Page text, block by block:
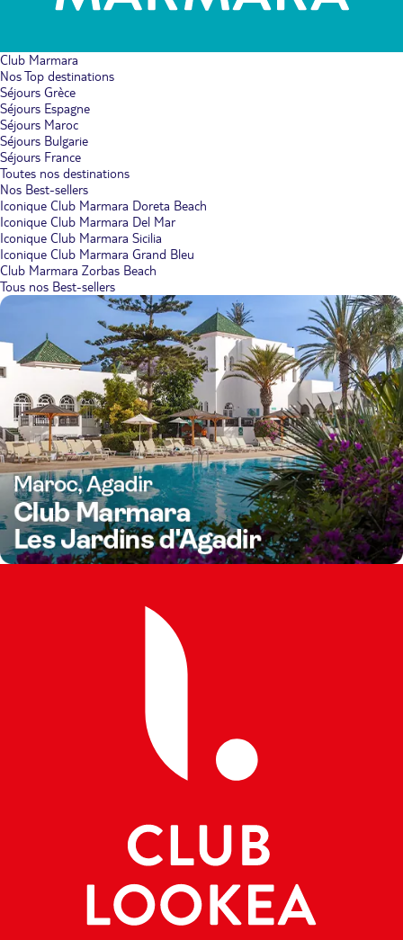
Club Marmara
Nos Top destinations
Séjours Grèce
Séjours Espagne
Séjours Maroc
Séjours Bulgarie
Séjours France
Toutes nos destinations
Nos Best-sellers
Iconique Club Marmara Doreta Beach
Iconique Club Marmara Del Mar
Iconique Club Marmara Sicilia
Iconique Club Marmara Grand Bleu
Club Marmara Zorbas Beach
Tous nos Best-sellers